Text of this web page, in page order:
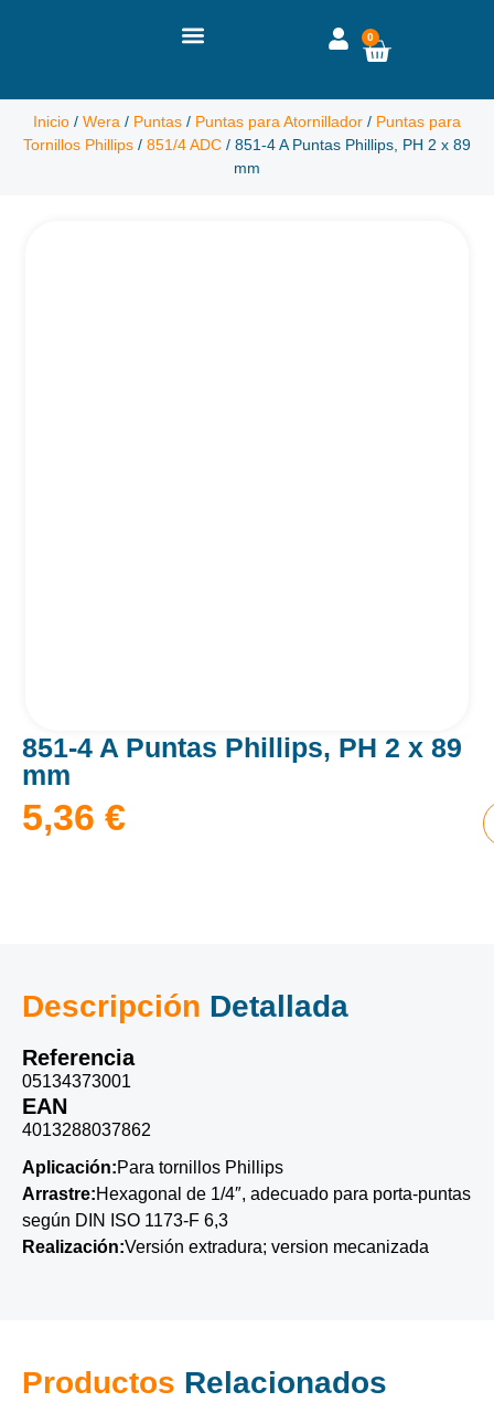
0
Inicio / Wera / Puntas / Puntas para Atornillador / Puntas para
Tornillos Phillips / 851/4 ADC / 851-4 A Puntas Phillips, PH 2 x 89
mm
851-4 A Puntas Phillips, PH 2 x 89
mm
5,36 €
Descripción Detallada
Referencia
05134373001
EAN
4013288037862
Aplicación:Para tornillos Phillips
Arrastre:Hexagonal de 1/4″, adecuado para porta-puntas
según DIN ISO 1173-F 6,3
Realización:Versión extradura; version mecanizada
Productos Relacionados